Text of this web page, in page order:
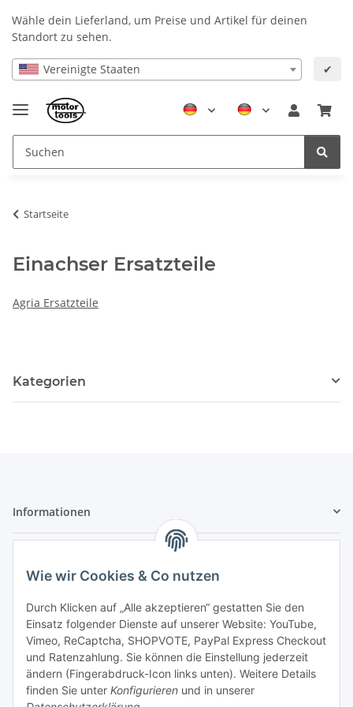
Wie wir Cookies & Co nutzen
Durch Klicken auf „Alle akzeptieren“ gestatten Sie den
Einsatz folgender Dienste auf unserer Website: YouTube,
Vimeo, ReCaptcha, SHOPVOTE, PayPal Express Checkout
und Ratenzahlung. Sie können die Einstellung jederzeit
ändern (Fingerabdruck-Icon links unten). Weitere Details
finden Sie unter Konfigurieren und in unserer
Wähle dein Lieferland, um Preise und Artikel für deinen
Standort zu sehen.
Vereinigte Staaten ✔
Startseite
Einachser Ersatzteile
Agria Ersatzteile
Kategorien
Informationen
- Vorkasse Zahlung
- Nachnahme